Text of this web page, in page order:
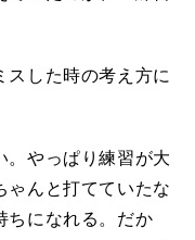
した時の考え方に
。やっぱり練習が大
ゃんと打てていたな
ちになれる。だか